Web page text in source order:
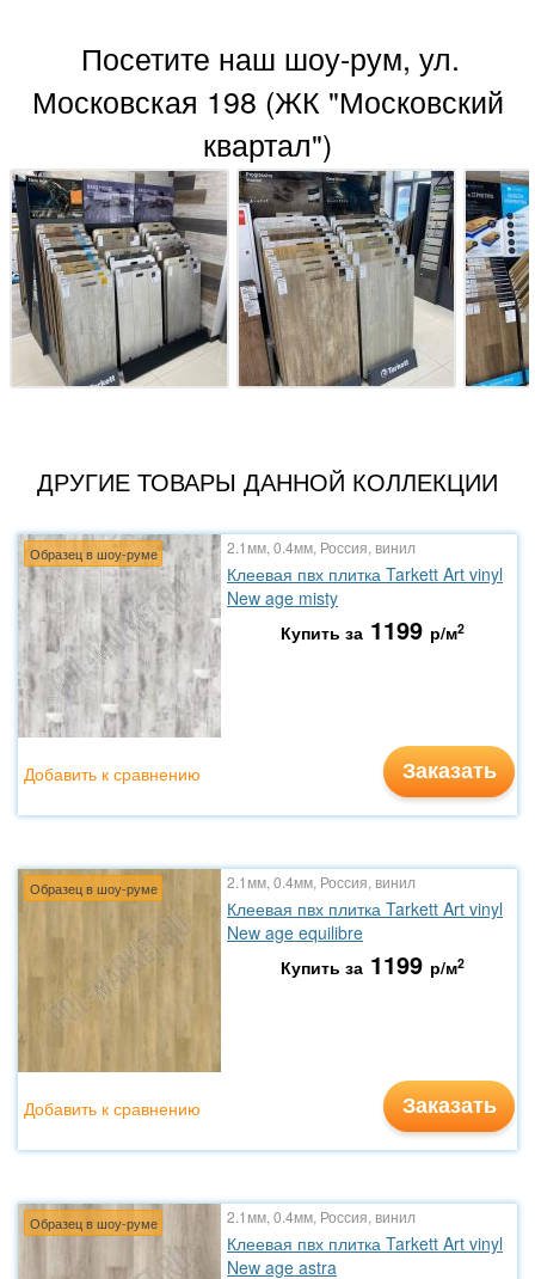
Посетите наш шоу-рум, ул.
Московская 198 (ЖК "Московский
квартал")
ДРУГИЕ ТОВАРЫ ДАННОЙ КОЛЛЕКЦИИ
Образец в шоу-руме 2.1мм, 0.4мм, Россия, винил
Клеевая пвх плитка Tarkett Art vinyl
New age misty
Купить за 1199 р/м2
Заказать
Добавить к сравнению
Образец в шоу-руме 2.1мм, 0.4мм, Россия, винил
Клеевая пвх плитка Tarkett Art vinyl
New age equilibre
Купить за 1199 р/м2
Заказать
Добавить к сравнению
Образец в шоу-руме 2.1мм, 0.4мм, Россия, винил
Клеевая пвх плитка Tarkett Art vinyl
New age astra